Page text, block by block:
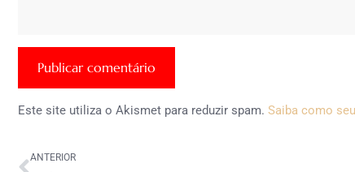
Este site utiliza o Akismet para reduzir spam. Saiba como
ANTERIOR